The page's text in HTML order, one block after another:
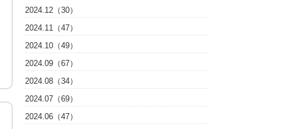
2024.12（30）
2024.11（47）
2024.10（49）
2024.09（67）
2024.08（34）
2024.07（69）
2024.06（47）